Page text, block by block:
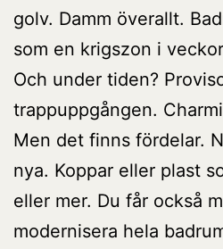
golv. Damm överallt.
som en krigszon i
Och under tiden?
trappuppgången.
Men det finns fördelar.
nya. Koppar eller plast
eller mer. Du får också
modernisera hela